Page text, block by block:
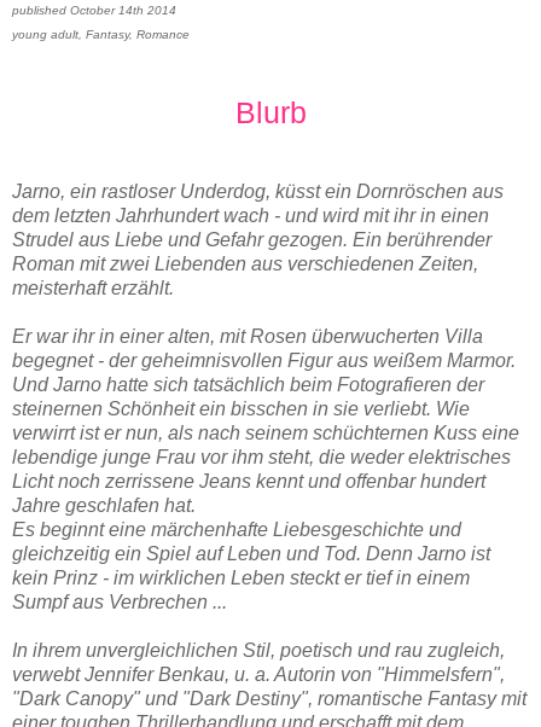
published October 14th 2014
young adult, Fantasy, Romance
Blurb
Jarno, ein rastloser Underdog, küsst ein Dornröschen aus
dem letzten Jahrhundert wach - und wird mit ihr in einen
Strudel aus Liebe und Gefahr gezogen. Ein berührender
Roman mit zwei Liebenden aus verschiedenen Zeiten,
meisterhaft erzählt.
Er war ihr in einer alten, mit Rosen überwucherten Villa
begegnet - der geheimnisvollen Figur aus weißem Marmor.
Und Jarno hatte sich tatsächlich beim Fotografieren der
steinernen Schönheit ein bisschen in sie verliebt. Wie
verwirrt ist er nun, als nach seinem schüchternen Kuss eine
lebendige junge Frau vor ihm steht, die weder elektrisches
Licht noch zerrissene Jeans kennt und offenbar hundert
Jahre geschlafen hat.
Es beginnt eine märchenhafte Liebesgeschichte und
gleichzeitig ein Spiel auf Leben und Tod. Denn Jarno ist
kein Prinz - im wirklichen Leben steckt er tief in einem
Sumpf aus Verbrechen ...
In ihrem unvergleichlichen Stil, poetisch und rau zugleich,
verwebt Jennifer Benkau, u. a. Autorin von "Himmelsfern",
"Dark Canopy" und "Dark Destiny", romantische Fantasy mit
einer toughen Thrillerhandlung und erschafft mit dem